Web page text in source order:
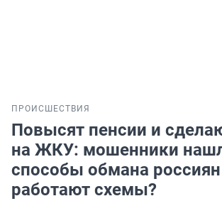
ПРОИСШЕСТВИЯ
Повысят пенсии и
на ЖКУ: мошенники
способы обмана
работают схемы?